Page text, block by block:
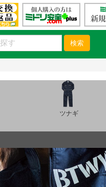
検索
ツナギ